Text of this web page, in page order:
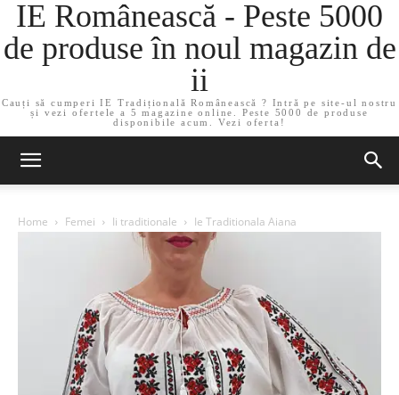
IE Românească - Peste 5000
de produse în noul magazin de
ii
Cauți să cumperi IE Tradițională Românească ? Intră pe site-ul nostru
și vezi ofertele a 5 magazine online. Peste 5000 de produse
disponibile acum. Vezi oferta!
Home Femei Ii traditionale Ie Traditionala Aiana